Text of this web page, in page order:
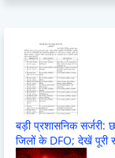
बड़ी प्रशासनिक सर्जरी:
जिलों के DFO; देखें पूरी